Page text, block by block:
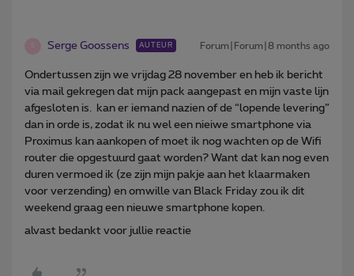
Serge Goossens AUTEUR Forum|Forum|8 months ago
Ondertussen zijn we vrijdag 28 november en heb ik bericht
via mail gekregen dat mijn pack aangepast en mijn vaste lijn
afgesloten is. kan er iemand nazien of de “lopende levering”
dan in orde is, zodat ik nu wel een nieiwe smartphone via
Proximus kan aankopen of moet ik nog wachten op de Wifi
router die opgestuurd gaat worden? Want dat kan nog even
duren vermoed ik (ze zijn mijn pakje aan het klaarmaken
voor verzending) en omwille van Black Friday zou ik dit
weekend graag een nieuwe smartphone kopen.
alvast bedankt voor jullie reactie